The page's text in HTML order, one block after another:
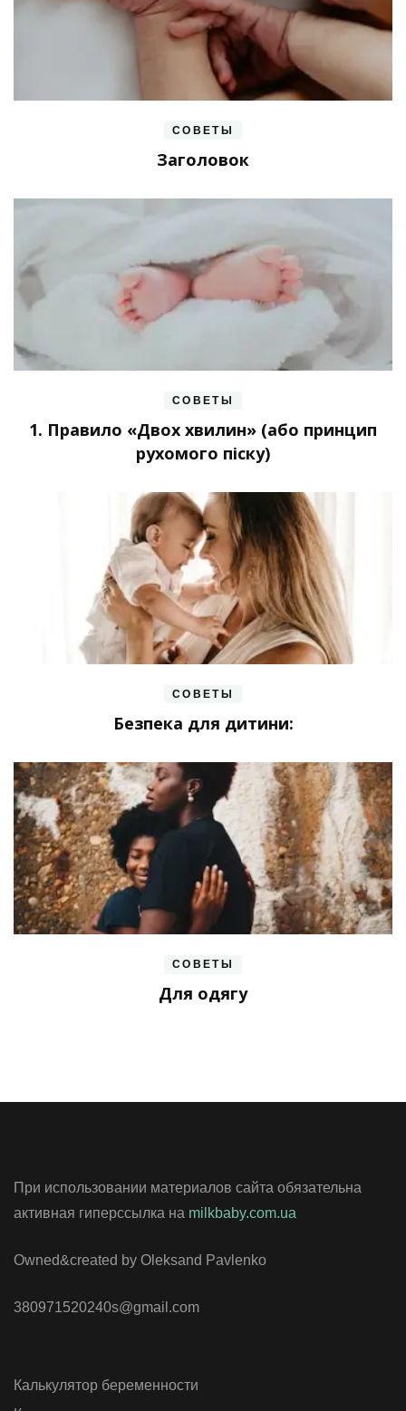
СОВЕТЫ
Заголовок
СОВЕТЫ
1. Правило «Двох хвилин» (або принцип
рухомого піску)
СОВЕТЫ
Безпека для дитини:
СОВЕТЫ
Для одягу
При использовании материалов сайта обязательна
активная гиперссылка на milkbaby.com.ua
Owned&created by Oleksand Pavlenko
380971520240s@gmail.com
Калькулятор беременности